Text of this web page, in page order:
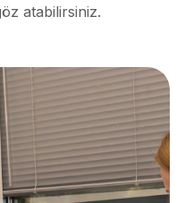
atabilirsiniz.